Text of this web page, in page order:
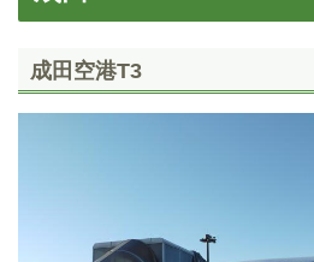
成田空港T3